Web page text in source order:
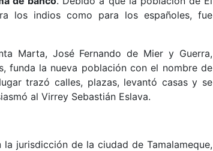
los indios como para los españoles, fue
Marta, José Fernando de Mier y Guerra,
funda la nueva población con el nombre de
trazó calles, plazas, levantó casas y se
al Virrey Sebastián Eslava.
jurisdicción de la ciudad de Tamalameque,